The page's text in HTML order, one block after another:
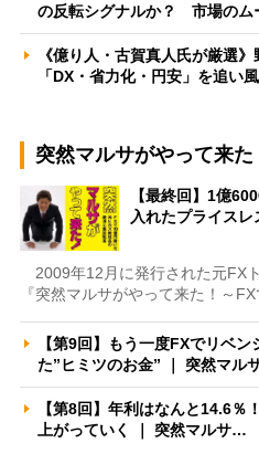
の反転シグナルか？ 市場の
《億り人・古賀真人氏が厳選
「DX・省力化・円安」を追い
突然マルサがやって来た
【最終回】1億
入れたプライス
2009年12月に発行された元FX
『突然マルサがやって来た！～
【第9回】もう一度FXでリベ
た”ヒミツのお金” ｜ 突然マル
【第8回】年利はなんと14.6
上がっていく ｜ 突然マルサ…